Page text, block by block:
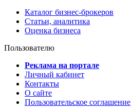
Каталог бизнес-брокеров
Статьи, аналитика
Оценка бизнеса
Пользователю
Реклама на портале
Личный кабинет
Контакты
О сайте
Пользовательское соглашение